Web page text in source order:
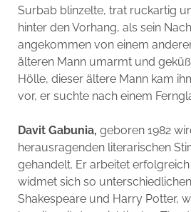
Surbab blinzelte, trat ruckartig
hinter den Vorhang, als sein
angekommen von einem
älteren Mann umarmt und
Hölle, dieser ältere Mann kam
vor, er suchte nach einem
Davit Gabunia, geboren 1982
herausragenden literarischen
gehandelt. Er arbeitet
widmet sich so
Shakespeare und Harry Potter,